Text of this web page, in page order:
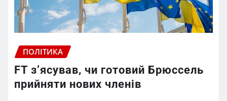
ПОЛІТИКА
FT зʼясував, чи готовий Брюссель
прийняти нових членів